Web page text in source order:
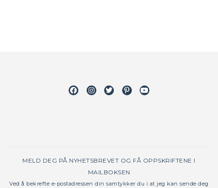
FacebookInstagram
TwitterPinterestYoutube
MELD DEG PÅ NYHETSBREVET OG FÅ OPPSKRIFTENE I
MAILBOKSEN
Ved å bekrefte e-postadressen din samtykker du i at jeg kan sende deg